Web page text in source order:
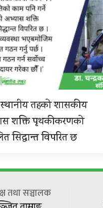
स्थानीय तहको शासकीय
शक्ति पृथकीकरणको
सिद्धान्त विपरित छ
तथा सञ्चालक